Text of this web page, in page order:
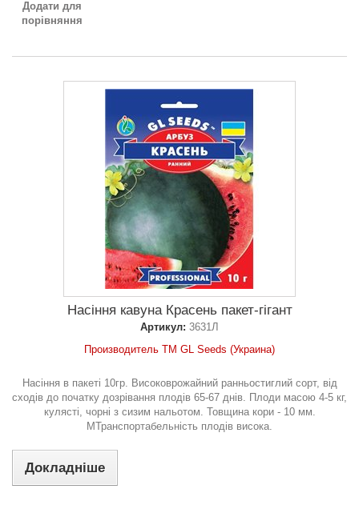
Додати для
порівняння
Насіння кавуна Красень пакет-гігант
Артикул: 3631Л
Производитель ТМ GL Seeds (Украина)
Насіння в пакеті 10гр. Високоврожайний ранньостиглий сорт, від
сходів до початку дозрівання плодів 65-67 днів. Плоди масою 4-5 кг,
кулясті, чорні з сизим нальотом. Товщина кори - 10 мм.
МТранспортабельність плодів висока.
Докладніше